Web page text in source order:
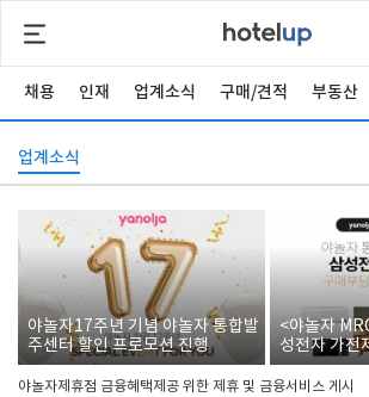
채용 인재 업계소식 구매/견적 부동산
업계소식
야놀자17주년 기념 야놀자 통합발
주센터 할인 프로모션 진행
<야놀자
성전자 가전
야놀자제휴점 금융혜택제공 위한 제휴 및 금융서비스 게시